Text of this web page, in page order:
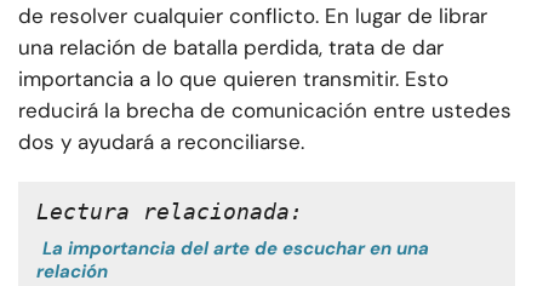
de resolver cualquier conflicto. En lugar de librar
una relación de batalla perdida, trata de dar
importancia a lo que quieren transmitir. Esto
reducirá la brecha de comunicación entre ustedes
dos y ayudará a reconciliarse.
Lectura relacionada:
La importancia del arte de escuchar en una
relación